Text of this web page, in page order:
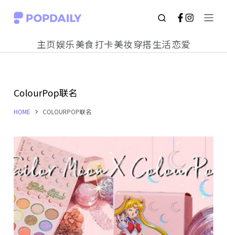
S
o
c
t
e
n
t
主页娱乐美食打卡美妆穿搭生活恋爱
ColourPop联名
HOME COLOURPOP联名